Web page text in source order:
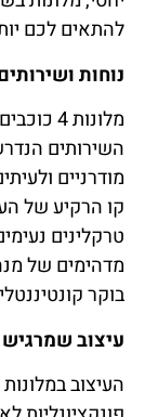
להתאים לכם
נוחות
מלונות
השירותים
מודרניים
קו הרקיע של
טרקלינים
מדהימים של
בוקר
עיצוב